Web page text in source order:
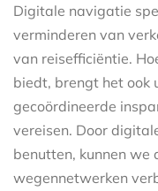
Digitale navigatie
verminderen van
van reisefficiëntie.
biedt, brengt het ook
gecoördineerde
vereisen. Door
benutten, kunnen we
wegennetwerken